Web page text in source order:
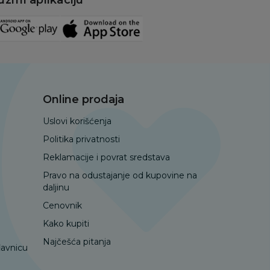
Online prodaja
Uslovi korišćenja
Politika privatnosti
Reklamacije i povrat sredstava
Pravo na odustajanje od kupovine na
daljinu
Cenovnik
Kako kupiti
Najčešća pitanja